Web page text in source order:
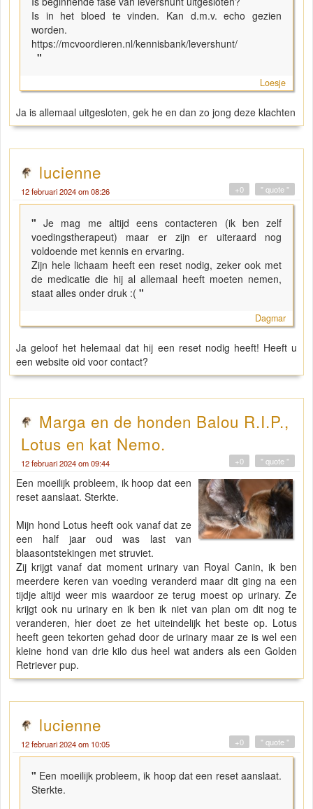
Is in het bloed te vinden. Kan d.m.v. echo gezien
worden.
https://mcvoordieren.nl/kennisbank/levershunt/
"
Loesje
Ja is allemaal uitgesloten, gek he en dan zo jong deze klachten
lucienne
12 februari 2024 om 08:26 " quote "
+0
"Je mag me altijd eens contacteren (ik ben zelf
voedingstherapeut) maar er zijn er uiteraard nog
voldoende met kennis en ervaring.
Zijn hele lichaam heeft een reset nodig, zeker ook met
de medicatie die hij al allemaal heeft moeten nemen,
staat alles onder druk :( "
Dagmar
Ja geloof het helemaal dat hij een reset nodig heeft! Heeft u
een website oid voor contact?
Marga en de honden Balou R.I.P.,
Lotus en kat Nemo.
12 februari 2024 om 09:44 " quote "
+0
Een moeilijk probleem, ik hoop dat een
reset aanslaat. Sterkte.
Mijn hond Lotus heeft ook vanaf dat ze
een half jaar oud was last van
blaasontstekingen met struviet.
Zij krijgt vanaf dat moment urinary van Royal Canin, ik ben
meerdere keren van voeding veranderd maar dit ging na een
tijdje altijd weer mis waardoor ze terug moest op urinary. Ze
krijgt ook nu urinary en ik ben ik niet van plan om dit nog te
veranderen, hier doet ze het uiteindelijk het beste op. Lotus
heeft geen tekorten gehad door de urinary maar ze is wel een
kleine hond van drie kilo dus heel wat anders als een Golden
Retriever pup.
lucienne
12 februari 2024 om 10:05 " quote "
+0
" Een moeilijk probleem, ik hoop dat een reset aanslaat.
Sterkte.